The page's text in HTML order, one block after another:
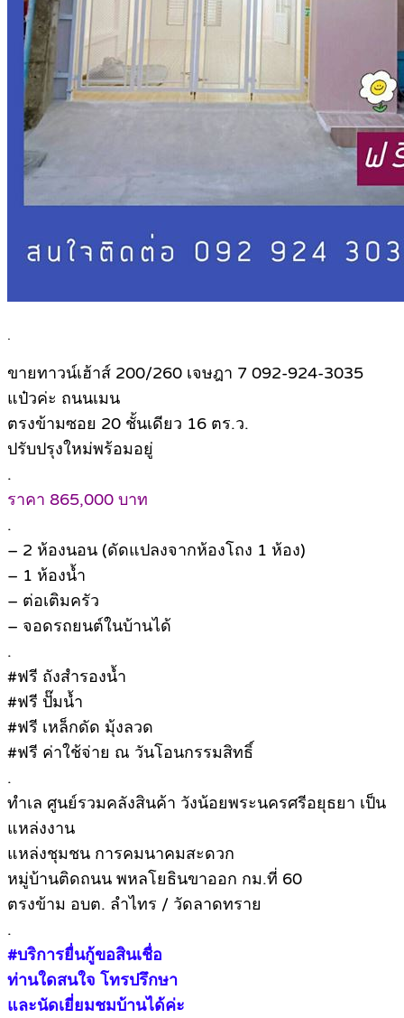
.
ขายทาวน์เฮ้าส์ 200/260 เจษฎา 7 092-924-3035
แป๋วค่ะ ถนนเมน
ตรงข้ามซอย 20 ชั้นเดียว 16 ตร.ว.
ปรับปรุงใหม่พร้อมอยู่
.
ราคา 865,000 บาท
.
– 2 ห้องนอน (ดัดแปลงจากห้องโถง 1 ห้อง)
– 1 ห้องน้ำ
– ต่อเติมครัว
– จอดรถยนต์ในบ้านได้
.
#ฟรี ถังสำรองน้ำ
#ฟรี ปั๊มน้ำ
#ฟรี เหล็กดัด มุ้งลวด
#ฟรี ค่าใช้จ่าย ณ วันโอนกรรมสิทธิ์
.
ทำเล ศูนย์รวมคลังสินค้า วังน้อยพระนครศรีอยุธยา เป็น
แหล่งงาน
แหล่งชุมชน การคมนาคมสะดวก
หมู่บ้านติดถนน พหลโยธินขาออก กม.ที่ 60
ตรงข้าม อบต. ลำไทร / วัดลาดทราย
.
#บริการยื่นกู้ขอสินเชื่อ
ท่านใดสนใจ โทรปรึกษา
และนัดเยี่ยมชมบ้านได้ค่ะ